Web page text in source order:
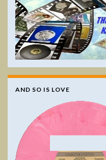
AND SO IS LOVE